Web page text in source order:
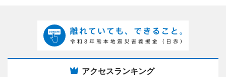
アクセスランキング